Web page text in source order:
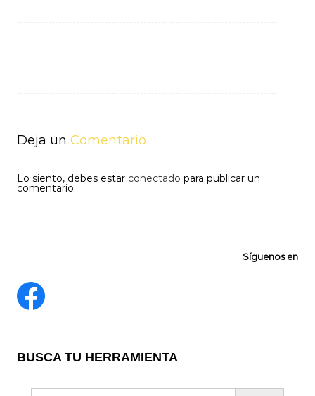
Deja un Comentario
Lo siento, debes estar conectado para publicar un
comentario.
Síguenos en
BUSCA TU HERRAMIENTA
Buscar: